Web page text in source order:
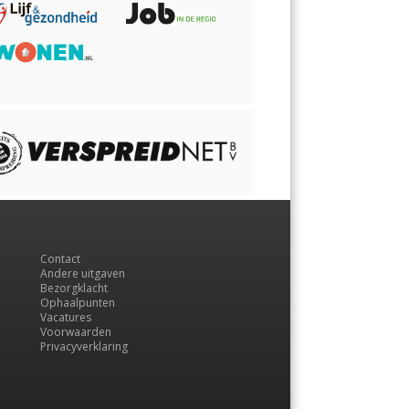
Contact
Andere uitgaven
Bezorgklacht
Ophaalpunten
Vacatures
Voorwaarden
Privacyverklaring